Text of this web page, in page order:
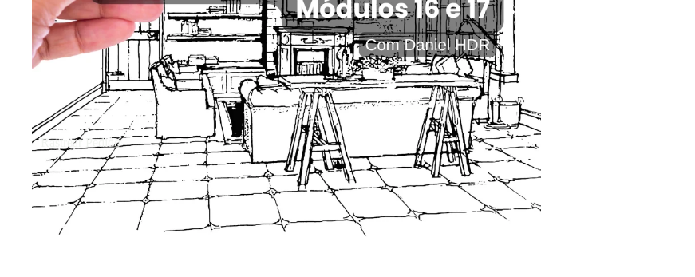
Rastrear Pedido